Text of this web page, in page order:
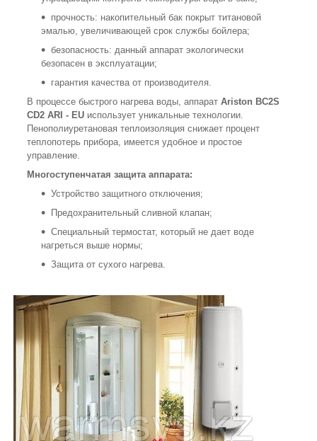
прочность: накопительный бак покрыт титановой
эмалью, увеличивающей срок службы бойлера;
безопасность: данный аппарат экологически
безопасен в эксплуатации;
гарантия качества от производителя.
В процессе быстрого нагрева воды, аппарат Ariston BC2S
CD2 ARI - EU использует уникальные технологии.
Пенополиуретановая теплоизоляция снижает процент
теплопотерь прибора, имеется удобное и простое
управление.
Многоступенчатая защита аппарата:
Устройство защитного отключения;
Предохранительный сливной клапан;
Специальный термостат, который не дает воде
нагреться выше нормы;
Защита от сухого нагрева.